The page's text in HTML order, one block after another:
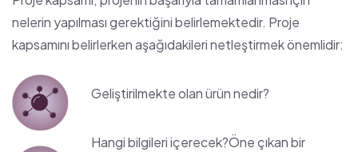
nelerin yapılması gerektiğini belirlemektedir. Proje
kapsamını belirlerken aşağıdakileri netleştirmek önemlidir:
Geliştirilmekte olan ürün nedir?
Hangi bilgileri içerecek?Öne çıkan bir